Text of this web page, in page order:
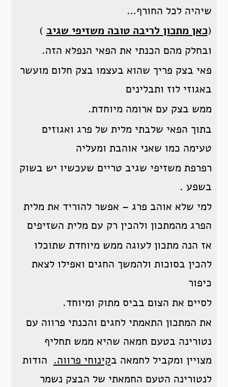
שיהיה לכל החורף…
(כאן מתכון לריבה טובה משזיפי שגיב )
ובחלק מהם הכנתי את הפאי הנפלא הזה.
פאי בצק פריך שהוא בעצמו בצק חלום מועשר
באגוזי לוז ותבלינים
ממש בצק עם ארומה מיוחדת.
בתוך הפאי שלבתי מלית של פרג ואגוזים
טעימה כמו שאני אוהבת ומעליה
רפרפת משזיפי שגיב טריים שעכשיו יש בשוק
בשפע .
למי שלא אוהב פרג – אפשר להוריד את מלית
הפרג מהמתכון ולהכין רק עם מלית השזיפים
אז הנה מתכון לעוגה ממש מיוחדת שתוכלו
להכין בסוכות ולהמשך החגים ואפילו לצאת
כיפור
לסיים את הצום בביס מתוק ומיוחד.
את המתכון התאמתי לחגים והכנתי פרווה עם
נטורינה בטעם חמאה שהיא ממש תחליף
מצויין ומקביל לחמאה בקינוחי פרווה. הודות
לנטורינה הטעם החמאתי של הבצק נשמר